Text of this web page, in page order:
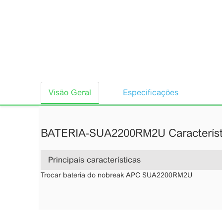
Visão Geral Especificações
BATERIA-SUA2200RM2U
Principais características
Trocar bateria do nobreak APC SUA2200RM2U